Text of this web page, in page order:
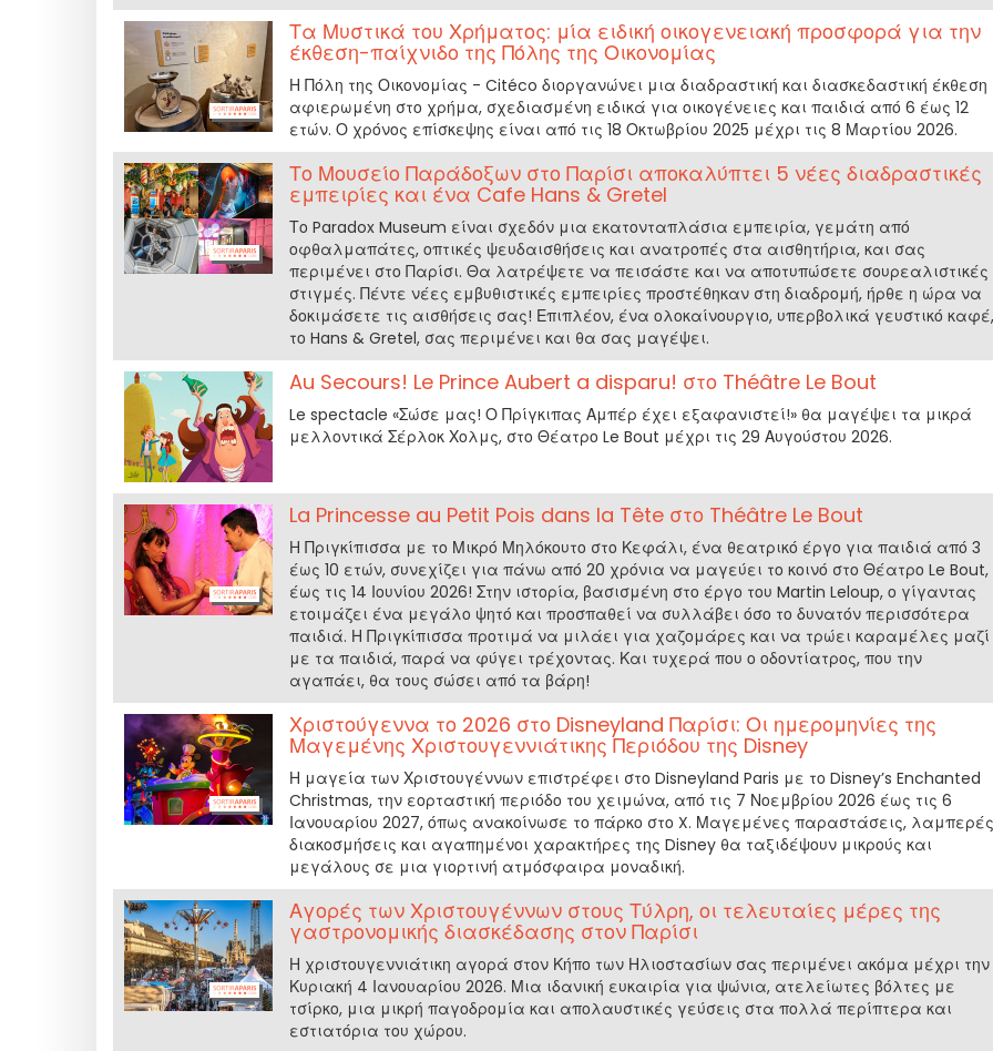
Τα Μυστικά του Χρήματος: μία ειδική οικογενειακή προσφορά για την
έκθεση-παίχνιδο της Πόλης της Οικονομίας
Η Πόλη της Οικονομίας - Citéco διοργανώνει μια διαδραστική και διασκεδαστική έκθεση
αφιερωμένη στο χρήμα, σχεδιασμένη ειδικά για οικογένειες και παιδιά από 6 έως 12
ετών. Ο χρόνος επίσκεψης είναι από τις 18 Οκτωβρίου 2025 μέχρι τις 8 Μαρτίου 2026.
Το Μουσείο Παράδοξων στο Παρίσι αποκαλύπτει 5 νέες διαδραστικές
εμπειρίες και ένα Cafe Hans & Gretel
Το Paradox Museum είναι σχεδόν μια εκατονταπλάσια εμπειρία, γεμάτη από
οφθαλμαπάτες, οπτικές ψευδαισθήσεις και ανατροπές στα αισθητήρια, και σας
περιμένει στο Παρίσι. Θα λατρέψετε να πεισάστε και να αποτυπώσετε σουρεαλιστικές
στιγμές. Πέντε νέες εμβυθιστικές εμπειρίες προστέθηκαν στη διαδρομή, ήρθε η ώρα να
δοκιμάσετε τις αισθήσεις σας! Επιπλέον, ένα ολοκαίνουργιο, υπερβολικά γευστικό καφέ,
το Hans & Gretel, σας περιμένει και θα σας μαγέψει.
Au Secours! Le Prince Aubert a disparu! στο Théâtre Le Bout
Le spectacle «Σώσε μας! Ο Πρίγκιπας Αμπέρ έχει εξαφανιστεί!» θα μαγέψει τα μικρά
μελλοντικά Σέρλοκ Χολμς, στο Θέατρο Le Bout μέχρι τις 29 Αυγούστου 2026.
La Princesse au Petit Pois dans la Tête στο Théâtre Le Bout
Η Πριγκίπισσα με το Μικρό Μηλόκουτο στο Κεφάλι, ένα θεατρικό έργο για παιδιά από 3
έως 10 ετών, συνεχίζει για πάνω από 20 χρόνια να μαγεύει το κοινό στο Θέατρο Le Bout,
έως τις 14 Ιουνίου 2026! Στην ιστορία, βασισμένη στο έργο του Martin Leloup, ο γίγαντας
ετοιμάζει ένα μεγάλο ψητό και προσπαθεί να συλλάβει όσο το δυνατόν περισσότερα
παιδιά. Η Πριγκίπισσα προτιμά να μιλάει για χαζομάρες και να τρώει καραμέλες μαζί
με τα παιδιά, παρά να φύγει τρέχοντας. Και τυχερά που ο οδοντίατρος, που την
αγαπάει, θα τους σώσει από τα βάρη!
Χριστούγεννα το 2026 στο Disneyland Παρίσι: Οι ημερομηνίες της
Μαγεμένης Χριστουγεννιάτικης Περιόδου της Disney
Η μαγεία των Χριστουγέννων επιστρέφει στο Disneyland Paris με το Disney’s Enchanted
Christmas, την εορταστική περιόδο του χειμώνα, από τις 7 Νοεμβρίου 2026 έως τις 6
Ιανουαρίου 2027, όπως ανακοίνωσε το πάρκο στο X. Μαγεμένες παραστάσεις, λαμπερές
διακοσμήσεις και αγαπημένοι χαρακτήρες της Disney θα ταξιδέψουν μικρούς και
μεγάλους σε μια γιορτινή ατμόσφαιρα μοναδική.
Αγορές των Χριστουγέννων στους Τύλρη, οι τελευταίες μέρες της
γαστρονομικής διασκέδασης στον Παρίσι
Η χριστουγεννιάτικη αγορά στον Κήπο των Ηλιοστασίων σας περιμένει ακόμα μέχρι την
Κυριακή 4 Ιανουαρίου 2026. Μια ιδανική ευκαιρία για ψώνια, ατελείωτες βόλτες με
τσίρκο, μια μικρή παγοδρομία και απολαυστικές γεύσεις στα πολλά περίπτερα και
εστιατόρια του χώρου.